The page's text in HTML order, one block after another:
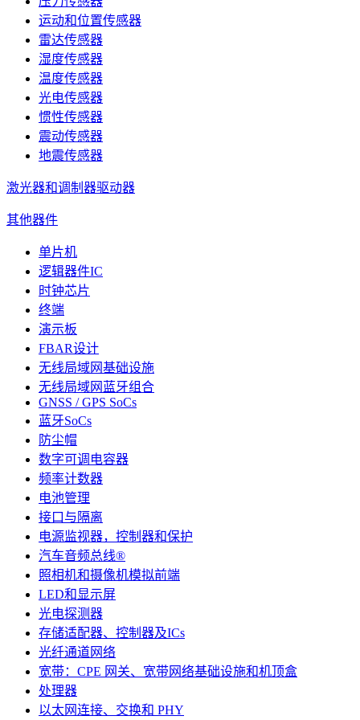
运动和位置传感器
雷达传感器
湿度传感器
温度传感器
光电传感器
惯性传感器
震动传感器
地震传感器
激光器和调制器驱动器
其他器件
单片机
逻辑器件IC
时钟芯片
终端
演示板
FBAR设计
无线局域网基础设施
无线局域网蓝牙组合
GNSS / GPS SoCs
蓝牙SoCs
防尘帽
数字可调电容器
频率计数器
电池管理
接口与隔离
电源监视器，控制器和保护
汽车音频总线®
照相机和摄像机模拟前端
LED和显示屏
光电探测器
存储适配器、控制器及ICs
光纤通道网络
宽带：CPE 网关、宽带网络基础设施和机顶盒
处理器
以太网连接、交换和 PHY